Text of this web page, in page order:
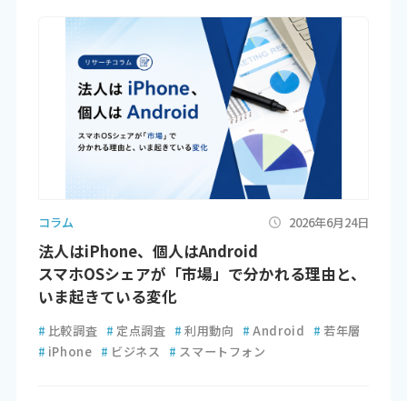
コラム 2026年6月24日
法人はiPhone、個人はAndroid
スマホOSシェアが「市場」で分かれる理由と、
いま起きている変化
# 比較調査 # 定点調査 # 利用動向 # Android # 若年層
# iPhone # ビジネス # スマートフォン